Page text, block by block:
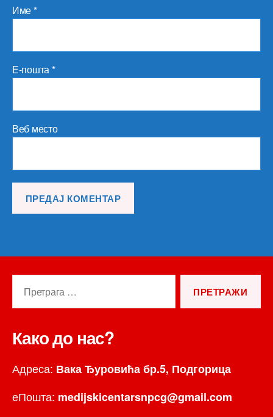
Име*
Е-пошта*
Веб место
Како до нас?
Адреса: Вака Ђуровића бр.5, Подгорица
еПошта: medijskicentarsnpcg@gmail.com